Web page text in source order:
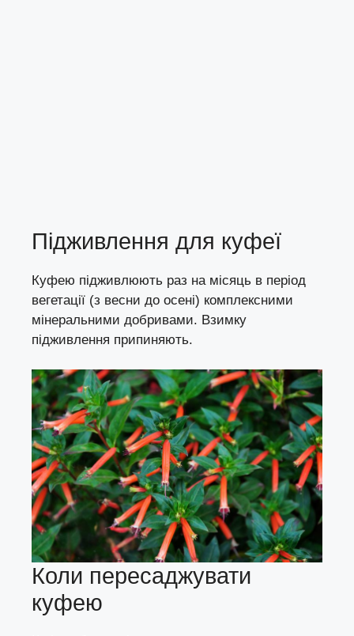
Підживлення для куфеї
Куфею підживлюють раз на місяць в період
вегетації (з весни до осені) комплексними
мінеральними добривами. Взимку
підживлення припиняють.
Коли пересаджувати
куфею